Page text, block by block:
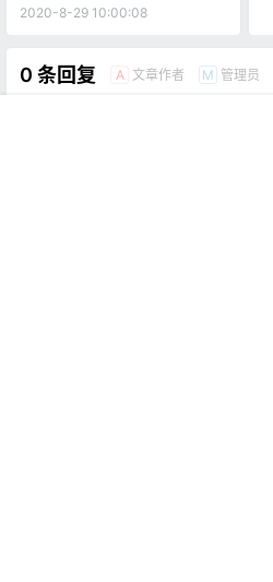
2020-8-29 10:00:08
0 条回复 A 文章作者 M 管理员